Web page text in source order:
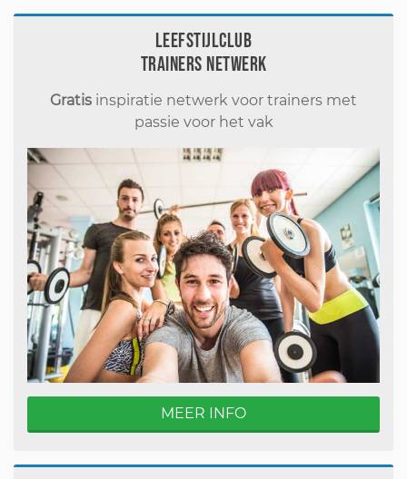
Leefstijlclub
Trainers Netwerk
Gratis inspiratie netwerk voor trainers met
passie voor het vak
MEER INFO